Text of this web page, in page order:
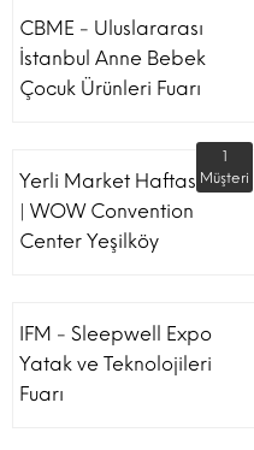
CBME - Uluslararası
İstanbul Anne Bebek
Çocuk Ürünleri Fuarı
Yerli Market Haftası Fuarı
| WOW Convention
Center Yeşilköy
1
Müşteri
IFM - Sleepwell Expo
Yatak ve Teknolojileri
Fuarı